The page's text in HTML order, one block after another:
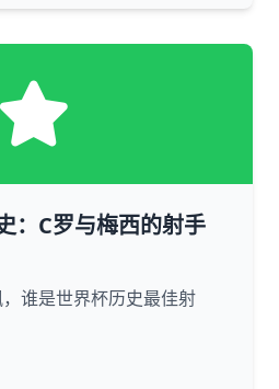
：C罗与梅西的射手
谁是世界杯历史最佳射